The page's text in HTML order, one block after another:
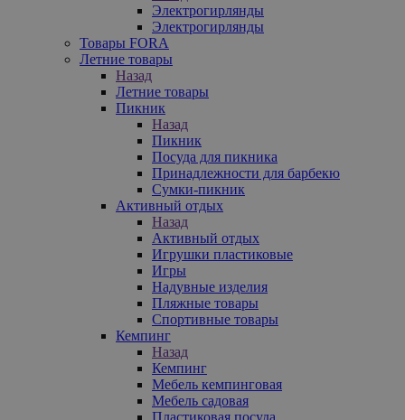
Электрогирлянды
Электрогирлянды
Товары FORA
Летние товары
Назад
Летние товары
Пикник
Назад
Пикник
Посуда для пикника
Принадлежности для барбекю
Сумки-пикник
Активный отдых
Назад
Активный отдых
Игрушки пластиковые
Игры
Надувные изделия
Пляжные товары
Спортивные товары
Кемпинг
Назад
Кемпинг
Мебель кемпинговая
Мебель садовая
Пластиковая посуда